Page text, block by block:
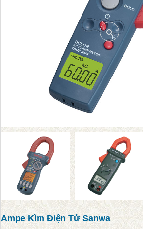
Ampe Kìm Điện Tử Sanwa